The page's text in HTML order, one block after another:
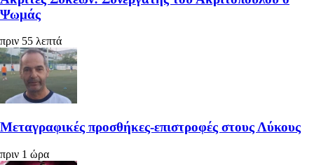
Ψωμάς
πριν 55 λεπτά
Μεταγραφικές προσθήκες-επιστροφές στους Λύκους
πριν 1 ώρα